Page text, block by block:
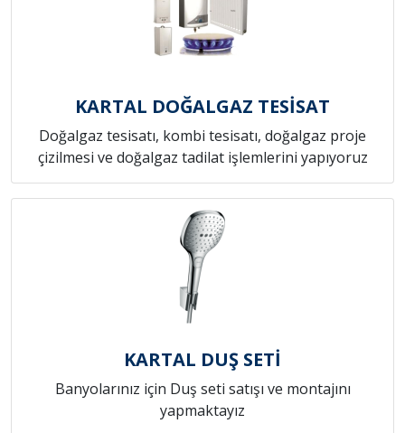
KARTAL DOĞALGAZ TESİSAT
Doğalgaz tesisatı, kombi tesisatı, doğalgaz proje
çizilmesi ve doğalgaz tadilat işlemlerini yapıyoruz
KARTAL DUŞ SETİ
Banyolarınız için Duş seti satışı ve montajını
yapmaktayız